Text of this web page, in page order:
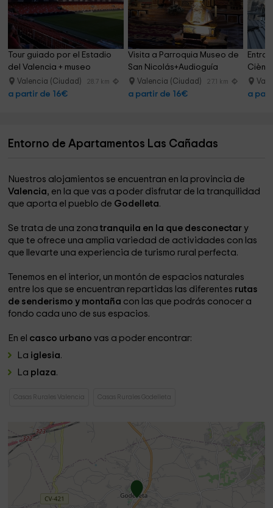
Tour guiado por el Estadio
del Valencia + museo
Valencia (Ciudad) 28.7 km
a partir de 16€
Visita a Parroquia Museo de
San Nicolás+Audioguía
Valencia (Ciudad) 27.1 km
a partir de 16€ a
Entorno de Apartamentos Las Cañadas
Nuestros alojamientos se encuentran en la provincia de
Valencia, en la que vas a poder disfrutar de la tranquilidad
que aporta el pueblo de Godelleta.
Se trata de una zona tranquila en la que desconectary
que te ofrece una amplia variedad de actividades con las
que llevarte una experiencia de turismo rural perfecta.
Tenemos en el interior, un montón de espacios naturales
entre los que se encuentran repartidas las diferentes rutas
de senderismo y montaña con las que podrás conocer a
fondo cada uno de sus espacios.
En el casco urbanovas a poder encontrar:
La iglesia.
La plaza.
Casas Rurales Valencia Casas Rurales Godelleta